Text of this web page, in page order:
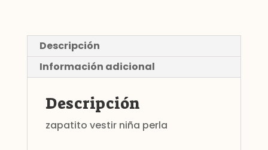
Descripción
Información adicional
Descripción
zapatito vestir niña perla